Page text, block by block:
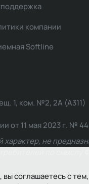
соглашаетесь с
компании
Softline
1, ком. №2, 2А (А311)
11 мая 2023 г. №
не